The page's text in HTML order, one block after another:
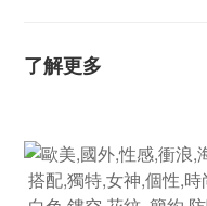
了解更多